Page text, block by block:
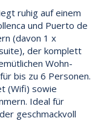
ruhig auf einem
und Puerto de
(davon 1 x
der komplett
Wohn-
bis zu 6 Personen.
(Wifi) sowie
Ideal für
geschmackvoll